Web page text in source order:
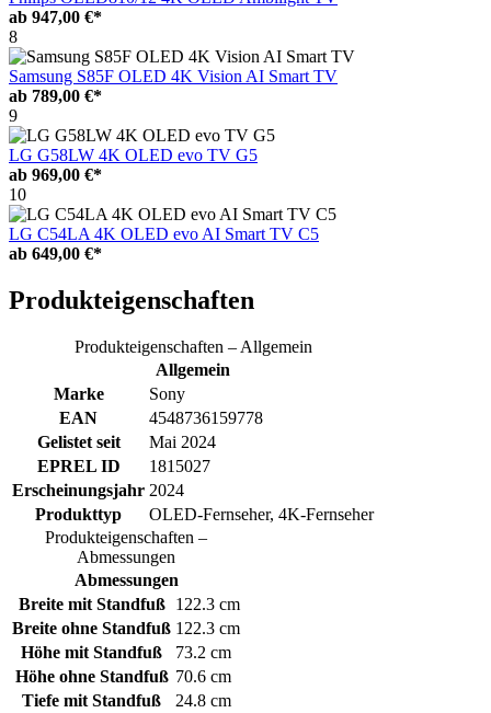
ab 947,00 €*
8
Samsung S85F OLED 4K Vision AI Smart TV
ab 789,00 €*
9
LG G58LW 4K OLED evo TV G5
ab 969,00 €*
10
LG C54LA 4K OLED evo AI Smart TV C5
ab 649,00 €*
Produkteigenschaften
Produkteigenschaften – Allgemein
Allgemein
Marke
Sony
EAN
4548736159778
Gelistet seit
Mai 2024
EPREL ID
1815027
Erscheinungsjahr 2024
Produkttyp
OLED-Fernseher, 4K-Fernseher
Produkteigenschaften –
Abmessungen
Abmessungen
Breite mit Standfuß
122.3 cm
Breite ohne Standfuß 122.3 cm
Höhe mit Standfuß
73.2 cm
Höhe ohne Standfuß 70.6 cm
Tiefe mit Standfuß
24.8 cm